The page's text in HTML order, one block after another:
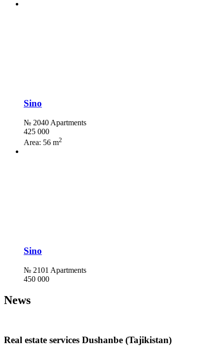
Sino
№ 2040 Apartments
425 000
Area: 56 m2
Sino
№ 2101 Apartments
450 000
News
Real estate services Dushanbe (Tajikistan)